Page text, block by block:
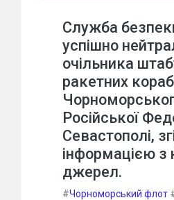
Служба
успішно
очільника
ракетних
Російської
Севастополі,
інформацією з
джерел.
#Чорноморський флот